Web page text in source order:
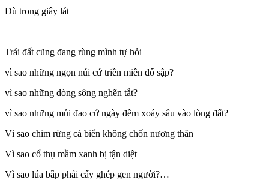
Dù trong giây lát
Trái đất cũng đang rùng mình tự hỏi
vì sao những ngọn núi cứ triền miên đổ sập?
vì sao những dòng sông nghẽn tắt?
vì sao những mủi đao cứ ngày đêm xoáy sâu vào lòng đất?
Vì sao chim rừng cá biển không chốn nương thân
Vì sao cổ thụ mầm xanh bị tận diệt
Vì sao lúa bắp phải cấy ghép gen người?…